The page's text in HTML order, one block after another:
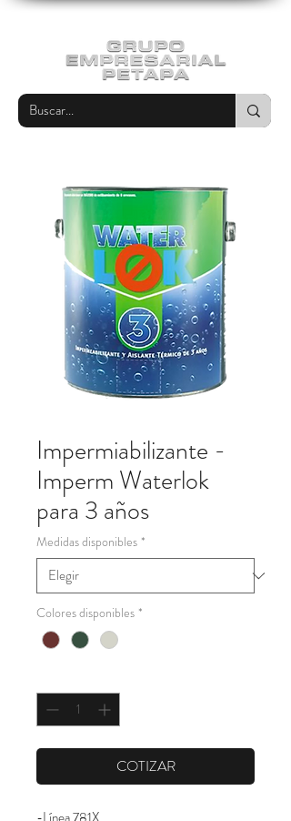
Impermiabilizante -
Imperm Waterlok
para 3 años
Medidas disponibles *
Colores disponibles *
COTIZAR